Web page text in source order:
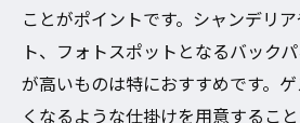
ことがポイントです。シャンデリ
ト、フォトスポットとなるバック
が高いものは特におすすめです。
くなるような仕掛けを用意するこ